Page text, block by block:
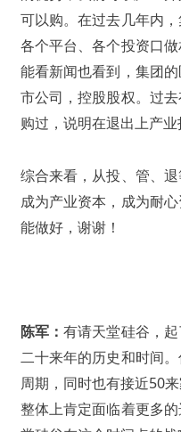
可以购。在过去几年内
各个平台、各个投资口
能看新闻也看到，集团
市公司，控股股权。过
购过，说明在退出上产业
综合来看，从投、管、
成为产业资本，成为耐
能做好，谢谢！
陈军：有请天堂硅谷，
二十来年的历史和时间
周期，同时也有接近50
整体上肯定面临着更多